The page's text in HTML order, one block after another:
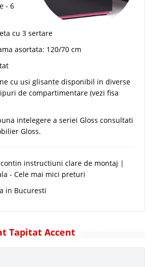
- 6
cu 3 sertare
asortata: 120/70 cm
cu usi glisante disponibil in diverse
de compartimentare (vezi fisa
intelegere a seriei Gloss consultati
Gloss.
contin instructiuni clare de montaj |
- Cele mai mici preturi
in Bucuresti
Tapitat Accent